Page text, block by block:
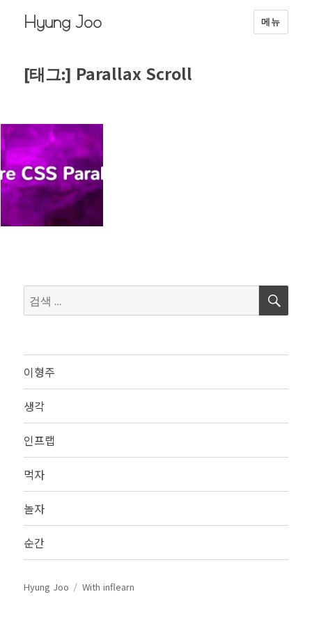
Hyung Joo 메뉴
[태그:] Parallax Scroll
검
색:
검
이형주
생각
인프랩
먹자
놀자
순간
Hyung Joo With inflearn